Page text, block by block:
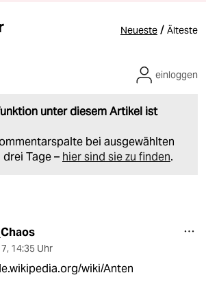
Neueste / Älteste
unter diesem Artikel ist
bei ausgewählten
Tage – hier sind sie zu finden.
einloggen
, 14:35 Uhr
wiki/Anten